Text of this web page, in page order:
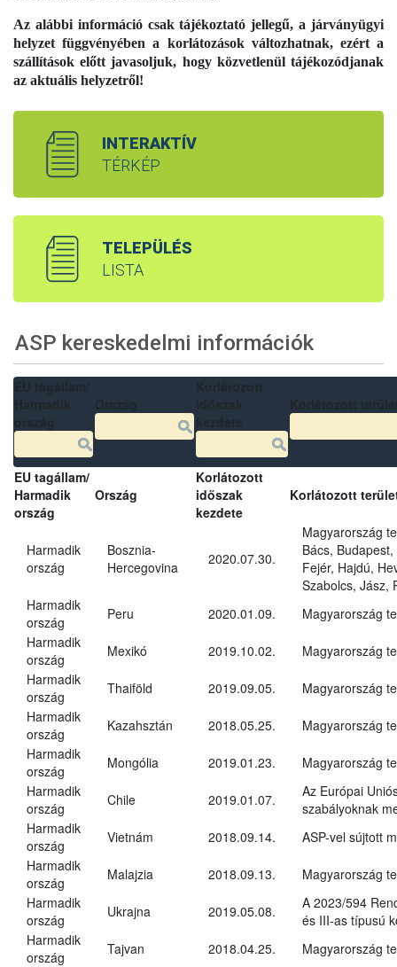
Az alábbi információ csak tájékoztató jellegű, a járványügyi
helyzet függvényében a korlátozások változhatnak, ezért a
szállítások előtt javasoljuk, hogy közvetlenül tájékozódjanak
az aktuális helyzetről!
INTERAKTÍV
TÉRKÉP
TELEPÜLÉS
LISTA
ASP kereskedelmi információk
EU tagállam/
Harmadik
ország
Ország
Korlátozott
időszak
kezdete
Korlátozott
Harmadik
ország
Bosznia-
Hercegovina
2020.07.30.
Magyarország
Bács,
Fejér, Hajdú,
Szabolcs, Jász,
Harmadik
ország
Peru 2020.01.09.
Magyarország
Harmadik
ország
Mexikó 2019.10.02.
Magyarország
Harmadik
ország
Thaiföld 2019.09.05.
Magyarország
Harmadik
ország
Kazahsztán 2018.05.25.
Magyarország
Harmadik
ország
Mongólia 2019.01.23.
Magyarország
Harmadik
ország
Chile 2019.01.07.
Az Európai
szabályoknak
Harmadik
ország
Vietnám 2018.09.14.
ASP-vel sújtott
Harmadik
ország
Malajzia 2018.09.13.
Magyarország
Harmadik
ország
Ukrajna 2019.05.08.
A 2023/594
és III-as típusú
Harmadik
ország
Tajvan 2018.04.25. Magyarország